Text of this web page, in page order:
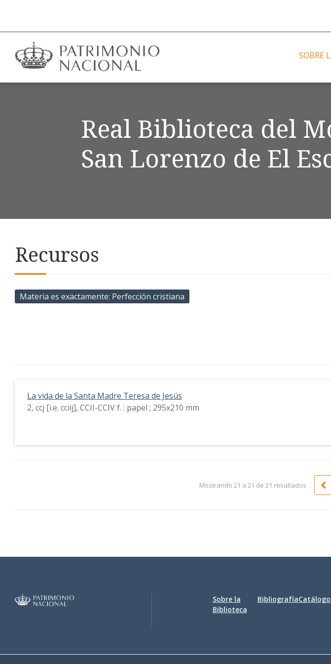
SOBRE
Real Biblioteca del
San Lorenzo de El
Recursos
Materia es exactamente Perfección cristiana
La vida de la Santa Madre Teresa de Jesús
2, ccj [i.e. cciij], CCII-CCIV f. : papel ; 295x210 mm
Mostrando 21 a 21 de 21 resultados
Sobre la
Biblioteca
BibliografíaCatálogo